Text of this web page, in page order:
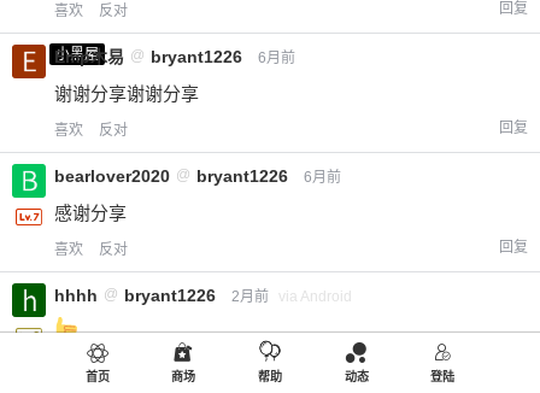
喜欢 反对 回复
小黑屋
Emp木易 @ bryant1226 6月前
谢谢分享谢谢分享
喜欢 反对 回复
bearlover2020 @ bryant1226 6月前
感谢分享
喜欢 反对 回复
hhhh @ bryant1226 2月前 via Android
反对
首页 商场 帮助 动态 登陆